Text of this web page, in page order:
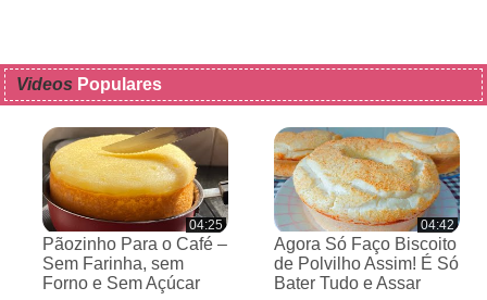
Videos Populares
04:25
Pãozinho Para o Café –
Sem Farinha, sem
Forno e Sem Açúcar
04:42
Agora Só Faço Biscoito
de Polvilho Assim! É Só
Bater Tudo e Assar